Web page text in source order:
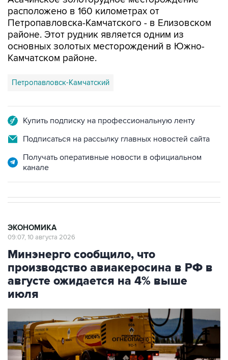
расположено в 160 километрах от
Петропавловска-Камчатского - в Елизовском
районе. Этот рудник является одним из
основных золотых месторождений в Южно-
Камчатском районе.
Петропавловск-Камчатский
Купить подписку на профессиональную ленту
Подписаться на рассылку главных новостей сайта
Получать оперативные новости в официальном
канале
ЭКОНОМИКА
09:07, 10 августа 2026
Минэнерго сообщило, что
производство авиакеросина в РФ в
августе ожидается на 4% выше
июля